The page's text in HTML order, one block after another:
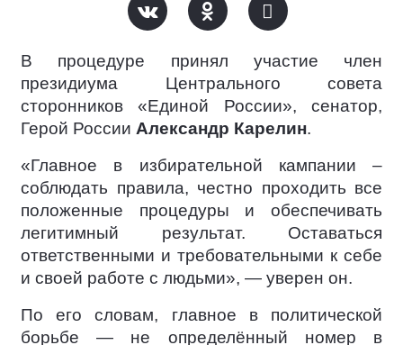
В процедуре принял участие член
президиума Центрального совета
сторонников «Единой России», сенатор,
Герой России Александр Карелин.
«Главное в избирательной кампании –
соблюдать правила, честно проходить все
положенные процедуры и обеспечивать
легитимный результат. Оставаться
ответственными и требовательными к себе
и своей работе с людьми», — уверен он.
По его словам, главное в политической
борьбе — не определённый номер в